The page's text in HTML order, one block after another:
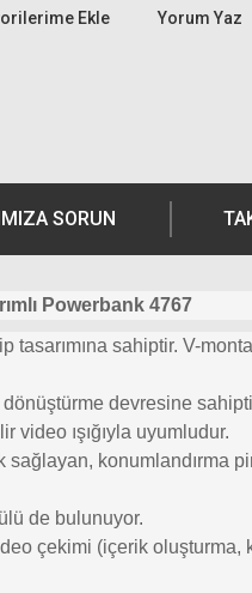
Yorum Yaz
SORUN
Powerbank 4767
sahiptir. V-
devresine
video ışığıyla uyumludur.
konumlandırma
de bulunuyor.
çekimi (içerik oluşturma,